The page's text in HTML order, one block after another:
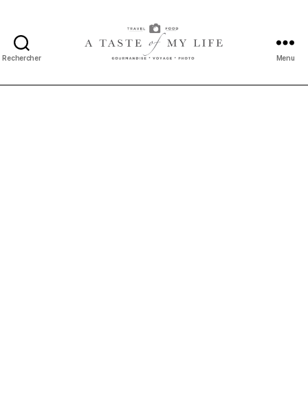
Rechercher
taste
Menu